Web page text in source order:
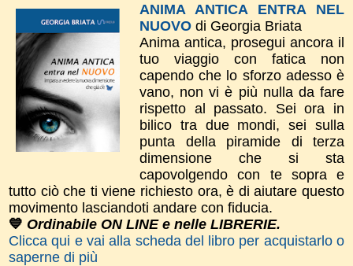
ANIMA ANTICA ENTRA NEL
NUOVO di Georgia Briata
Anima antica, prosegui ancora il
tuo viaggio con fatica non
capendo che lo sforzo adesso è
vano, non vi è più nulla da fare
rispetto al passato. Sei ora in
bilico tra due mondi, sei sulla
punta della piramide di terza
dimensione che si sta
capovolgendo con te sopra e
tutto ciò che ti viene richiesto ora, è di aiutare questo
movimento lasciandoti andare con fiducia.
💙 Ordinabile ON LINE e nelle LIBRERIE.
Clicca qui e vai alla scheda del libro per acquistarlo o
saperne di più